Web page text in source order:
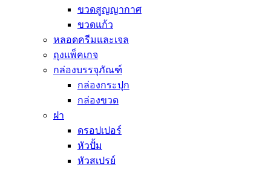
ขวดสูญญากาศ
ขวดแก้ว
หลอดครีมและเจล
ถุงแพ็คเกจ
กล่องบรรจุภัณฑ์
กล่องกระปุก
กล่องขวด
ฝา
ดรอปเปอร์
หัวปั้ม
หัวสเปรย์